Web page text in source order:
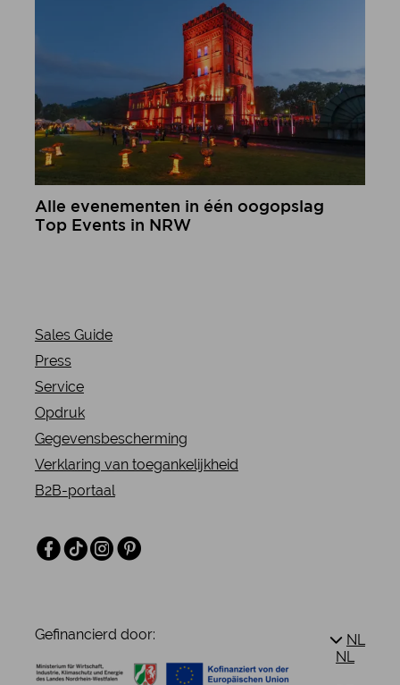
Alle evenementen in één oogopslag
Top Events in NRW
Sales Guide
Press
Service
Opdruk
Gegevensbescherming
Verklaring van toegankelijkheid
B2B-portaal
Facebook
TikTokInstagramPinterest
Gefinancierd door:
NL
NL